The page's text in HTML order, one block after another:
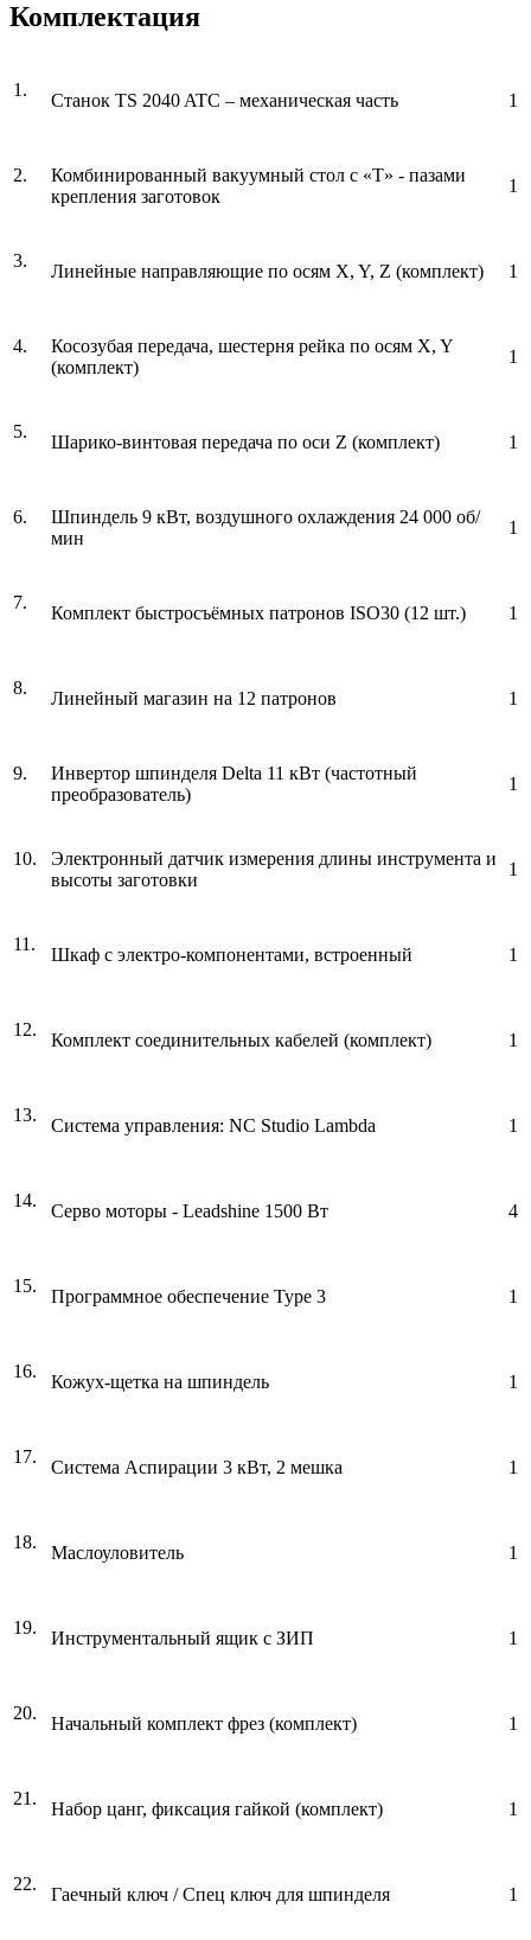
Комплектация
1.
Станок TS 2040 ATC – механическая часть 1
2.
Комбинированный вакуумный стол с «Т» - пазами
крепления заготовок
1
3.
Линейные направляющие по осям X, Y, Z (комплект) 1
4.
Косозубая передача, шестерня рейка по осям X, Y
(комплект)
1
5.
Шарико-винтовая передача по оси Z (комплект) 1
6.
Шпиндель 9 кВт, воздушного охлаждения 24 000 об/
мин
1
7.
Комплект быстросъёмных патронов ISO30 (12 шт.) 1
8.
Линейный магазин на 12 патронов 1
9.
Инвертор шпинделя Delta 11 кВт (частотный
преобразователь)
1
10.
Электронный датчик измерения длины инструмента и
высоты заготовки
1
11.
Шкаф с электро-компонентами, встроенный 1
12.
Комплект соединительных кабелей (комплект) 1
13.
Система управления: NC Studio Lambda 1
14.
Серво моторы - Leadshine 1500 Вт 4
15.
Программное обеспечение Type 3 1
16.
Кожух-щетка на шпиндель 1
17.
Система Аспирации 3 кВт, 2 мешка 1
18.
Маслоуловитель 1
19.
Инструментальный ящик с ЗИП 1
20.
Начальный комплект фрез (комплект) 1
21.
Набор цанг, фиксация гайкой (комплект) 1
22.
Гаечный ключ / Спец ключ для шпинделя 1